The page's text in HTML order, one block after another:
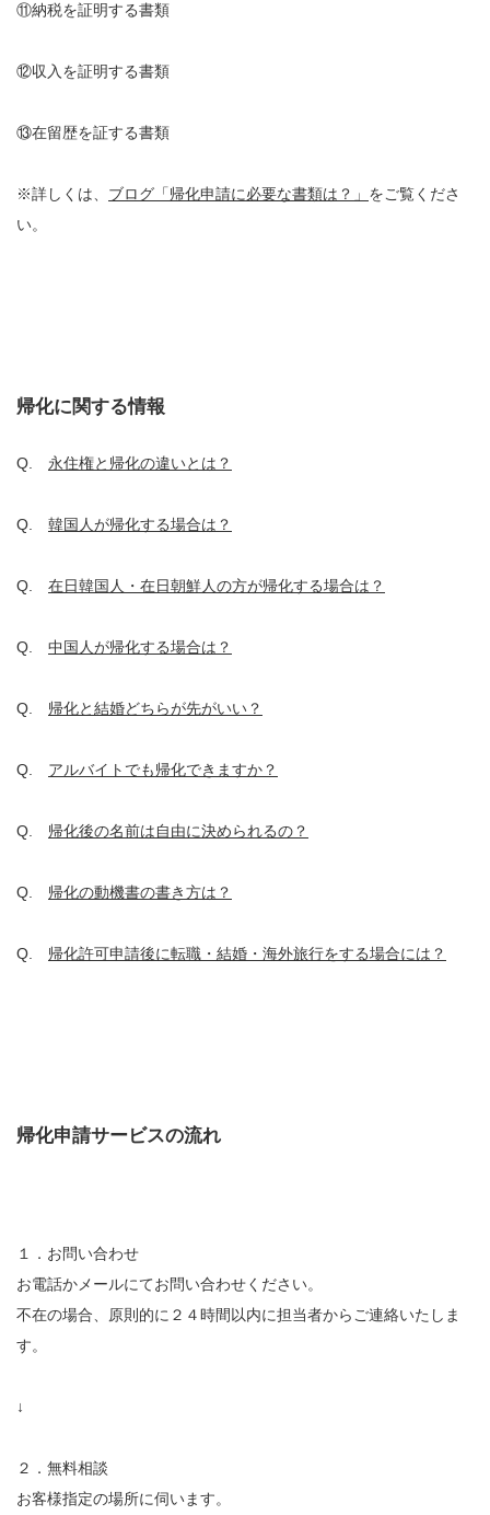
⑪納税を証明する書類
⑫収入を証明する書類
⑬在留歴を証する書類
※詳しくは、 ブログ「帰化申請に必要な書類は？」 をご覧くださ
い。
帰化に関する情報
Q. 永住権と帰化の違いとは？
Q. 韓国人が帰化する場合は？
Q. 在日韓国人・在日朝鮮人の方が帰化する場合は？
Q. 中国人が帰化する場合は？
Q. 帰化と結婚どちらが先がいい？
Q. アルバイトでも帰化できますか？
Q. 帰化後の名前は自由に決められるの？
Q. 帰化の動機書の書き方は？
Q. 帰化許可申請後に転職・結婚・海外旅行をする場合には？
帰化申請サービスの流れ
１．お問い合わせ
お電話かメールにてお問い合わせください。
不在の場合、原則的に２４時間以内に担当者からご連絡いたしま
す。
↓
２．無料相談
お客様指定の場所に伺います。